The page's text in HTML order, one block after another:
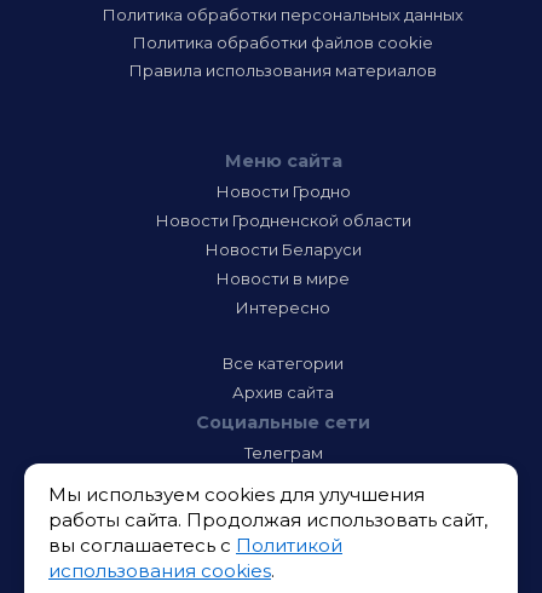
Политика обработки персональных данных
Политика обработки файлов cookie
Правила использования материалов
Меню сайта
Новости Гродно
Новости Гродненской области
Новости Беларуси
Новости в мире
Интересно
Все категории
Архив сайта
Социальные сети
Телеграм
Инстаграм
Тик-Ток
Одноклассники
ВК
Мы используем cookies для улучшения
работы сайта. Продолжая использовать сайт,
вы соглашаетесь с Политикой
использования cookies.